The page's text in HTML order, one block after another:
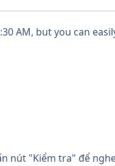
AM, but you can
nút "Kiểm tra" để